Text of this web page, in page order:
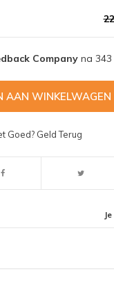
vergroten
Companyna 343
AAN WINKELWAGEN
Goed? Geld Terug